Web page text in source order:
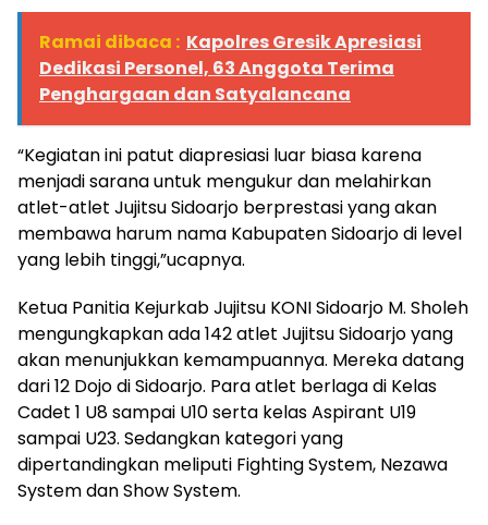
Ramai dibaca : Kapolres Gresik Apresiasi
Dedikasi Personel, 63 Anggota Terima
Penghargaan dan Satyalancana
“Kegiatan ini patut diapresiasi luar biasa karena
menjadi sarana untuk mengukur dan melahirkan
atlet-atlet Jujitsu Sidoarjo berprestasi yang akan
membawa harum nama Kabupaten Sidoarjo di level
yang lebih tinggi,”ucapnya.
Ketua Panitia Kejurkab Jujitsu KONI Sidoarjo M. Sholeh
mengungkapkan ada 142 atlet Jujitsu Sidoarjo yang
akan menunjukkan kemampuannya. Mereka datang
dari 12 Dojo di Sidoarjo. Para atlet berlaga di Kelas
Cadet 1 U8 sampai U10 serta kelas Aspirant U19
sampai U23. Sedangkan kategori yang
dipertandingkan meliputi Fighting System, Nezawa
System dan Show System.